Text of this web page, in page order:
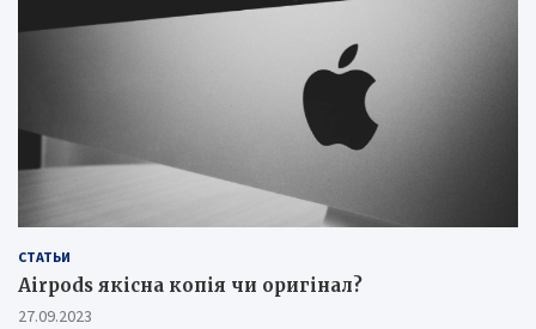
СТАТЬИ
Airpods якісна копія чи оригінал?
27.09.2023